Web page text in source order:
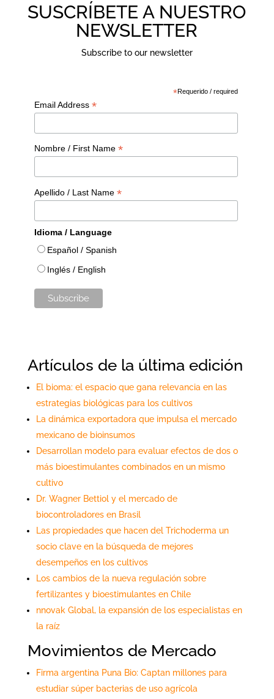
SUSCRÍBETE A NUESTRO
NEWSLETTER
Subscribe to our newsletter
*Requerido / required
Email Address *
Nombre / First Name *
Apellido / Last Name *
Idioma / Language
Español / Spanish
Inglés / English
Artículos de la última edición
El bioma: el espacio que gana relevancia en las
estrategias biológicas para los cultivos
La dinámica exportadora que impulsa el mercado
mexicano de bioinsumos
Desarrollan modelo para evaluar efectos de dos o
más bioestimulantes combinados en un mismo
cultivo
Dr. Wagner Bettiol y el mercado de
biocontroladores en Brasil
Las propiedades que hacen del Trichoderma un
socio clave en la búsqueda de mejores
desempeños en los cultivos
Los cambios de la nueva regulación sobre
fertilizantes y bioestimulantes en Chile
nnovak Global, la expansión de los especialistas en
la raíz
Movimientos de Mercado
Firma argentina Puna Bio: Captan millones para
estudiar súper bacterias de uso agrícola